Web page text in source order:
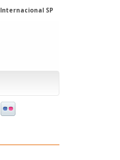
Internacional SP